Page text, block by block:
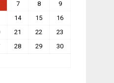
7 8
9
14 15
16
21 22
23
28 29
30